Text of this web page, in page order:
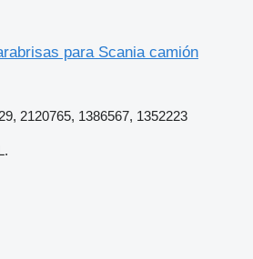
para Scania camión
2120765, 1386567, 1352223